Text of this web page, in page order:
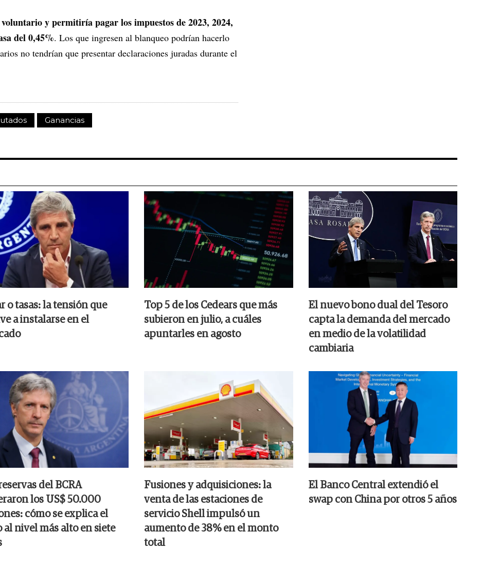
y permitiría pagar los impuestos de 2023, 2024,
del 0,45%. Los que ingresen al blanqueo podrían hacerlo
no tendrían que presentar declaraciones juradas durante el
Ganancias
o tasas: la tensión que
a instalarse en el
Top 5 de los Cedears que más
subieron en julio, a cuáles
apuntarles en agosto
El nuevo bono dual del Tesoro
capta la demanda del mercado
en medio de la volatilidad
cambiaria
del BCRA
los US$ 50.000
cómo se explica el
al nivel más alto en siete
Fusiones y adquisiciones: la
venta de las estaciones de
servicio Shell impulsó un
aumento de 38% en el monto
total
El Banco Central extendió el
swap con China por otros 5 años